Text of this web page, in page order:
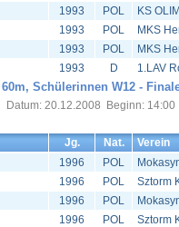
1993 POL
KS
1993 POL
MKS
1993 POL
MKS
1993 D 1.LAV
60m, Schülerinnen W12 -
Datum: 20.12.2008 Beginn: 14:00
Jg. Nat.
Verein
1996 POL
1996 POL
Sztorm
1996 POL
1996 POL
Sztorm